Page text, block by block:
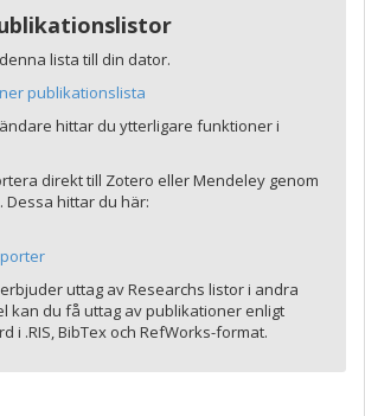
lista till din dator.
publikationslista
hittar du ytterligare funktioner i
direkt till Zotero eller Mendeley genom
hittar du här:
erbjuder uttag av Researchs listor i andra
kan du få uttag av publikationer enligt
i .RIS, BibTex och RefWorks-format.